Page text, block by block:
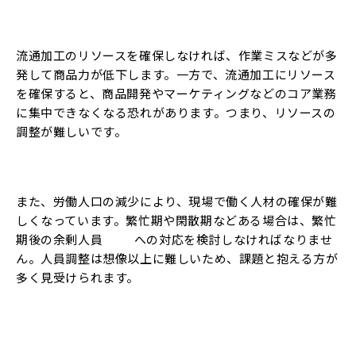
流通加工のリソースを確保しなければ、作業ミスなどが多
発して商品力が低下します。一方で、流通加工にリソース
を確保すると、商品開発やマーケティングなどのコア業務
に集中できなくなる恐れがあります。つまり、リソースの
調整が難しいです。
また、労働人口の減少により、現場で働く人材の確保が難
しくなっています。繁忙期や閑散期などある場合は、繁忙
期後の余剰人員 への対応を検討しなければなりませ
ん。人員調整は想像以上に難しいため、課題と抱える方が
多く見受けられます。